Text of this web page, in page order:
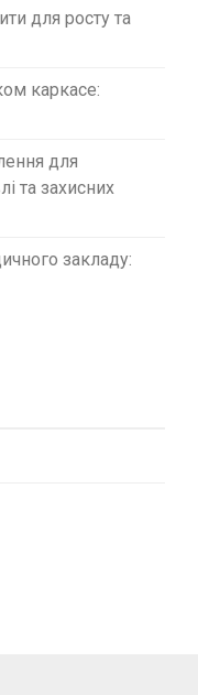
для росту та
каркасе:
для
та захисних
закладу: